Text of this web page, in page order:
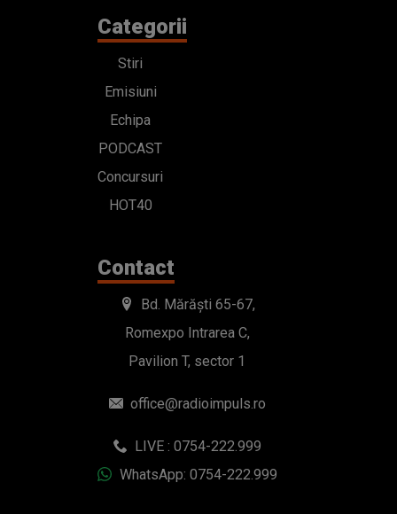
Categorii
Stiri
Emisiuni
Echipa
PODCAST
Concursuri
HOT40
Contact
Bd. Mărăști 65-67,
Romexpo Intrarea C,
Pavilion T, sector 1
office@radioimpuls.ro
LIVE : 0754-222.999
WhatsApp: 0754-222.999